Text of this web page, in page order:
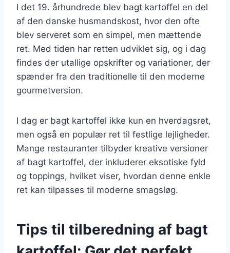
I det 19. århundrede blev bagt kartoffel en del
af den danske husmandskost, hvor den ofte
blev serveret som en simpel, men mættende
ret. Med tiden har retten udviklet sig, og i dag
findes der utallige opskrifter og variationer, der
spænder fra den traditionelle til den moderne
gourmetversion.
I dag er bagt kartoffel ikke kun en hverdagsret,
men også en populær ret til festlige lejligheder.
Mange restauranter tilbyder kreative versioner
af bagt kartoffel, der inkluderer eksotiske fyld
og toppings, hvilket viser, hvordan denne enkle
ret kan tilpasses til moderne smagsløg.
Tips til tilberedning af bagt